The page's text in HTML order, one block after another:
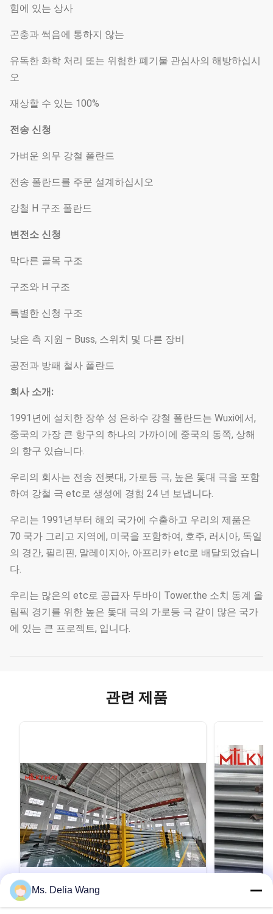
힘에 있는 상사
곤충과 썩음에 통하지 않는
유독한 화학 처리 또는 위험한 폐기물 관심사의 해방하십시
오
재상할 수 있는 100%
전송 신청
가벼운 의무 강철 폴란드
전송 폴란드를 주문 설계하십시오
강철 H 구조 폴란드
변전소 신청
막다른 골목 구조
구조와 H 구조
특별한 신청 구조
낮은 측 지원 – Buss, 스위치 및 다른 장비
공전과 방패 철사 폴란드
회사 소개:
1991년에 설치한 장쑤 성 은하수 강철 폴란드는 Wuxi에서,
중국의 가장 큰 항구의 하나의 가까이에 중국의 동쪽, 상해
의 항구 있습니다.
우리의 회사는 전송 전봇대, 가로등 극, 높은 돛대 극을 포함
하여 강철 극 etc로 생성에 경험 24 년 보냅니다.
우리는 1991년부터 해외 국가에 수출하고 우리의 제품은
70 국가 그리고 지역에, 미국을 포함하여, 호주, 러시아, 독일
의 경간, 필리핀, 말레이지아, 아프리카 etc로 배달되었습니
다.
우리는 많은의 etc로 공급자 두바이 Tower.the 소치 동계 올
림픽 경기를 위한 높은 돛대 극의 가로등 극 같이 많은 국가
에 있는 큰 프로젝트, 입니다.
관련 제품
Ms. Delia Wang